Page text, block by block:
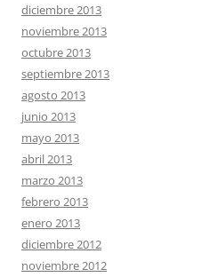
diciembre 2013
noviembre 2013
octubre 2013
septiembre 2013
agosto 2013
junio 2013
mayo 2013
abril 2013
marzo 2013
febrero 2013
enero 2013
diciembre 2012
noviembre 2012